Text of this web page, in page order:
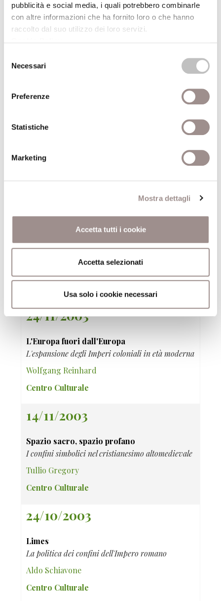
pubblicità e social media, i quali potrebbero combinarle
con altre informazioni che ha fornito loro o che hanno
raccolto dal suo utilizzo dei loro servizi.
delNecessari
Preferenze
Statistiche
Marketing
Mostra dettagli
Accetta tutti i cookie
Accetta selezionati
Usa solo i cookie necessari
19)
Presso la sede della Biblioteca, dopo una settimana dalla data
Il fondamento artificiale dei confini giuridici
12/12/2003
I confini dell'appartenenza
24/11/2003
L'Europa fuori dall'Europa
L'espansione degli Imperi coloniali in età moderna
Wolfgang Reinhard
Centro Culturale
14/11/2003
Spazio sacro, spazio profano
I confini simbolici nel cristianesimo altomedievale
Tullio Gregory
Centro Culturale
24/10/2003
Limes
La politica dei confini dell'Impero romano
Aldo Schiavone
Centro Culturale